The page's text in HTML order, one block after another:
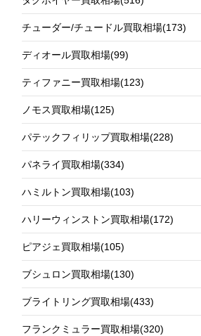
チューダー/チュードル買取相場(173)
ディオール買取相場(99)
ティファニー買取相場(123)
ノモス買取相場(125)
パテックフィリップ買取相場(228)
パネライ買取相場(334)
ハミルトン買取相場(103)
ハリーウィンストン買取相場(172)
ピアジェ買取相場(105)
ブシュロン買取相場(130)
ブライトリング買取相場(433)
フランクミュラー買取相場(320)